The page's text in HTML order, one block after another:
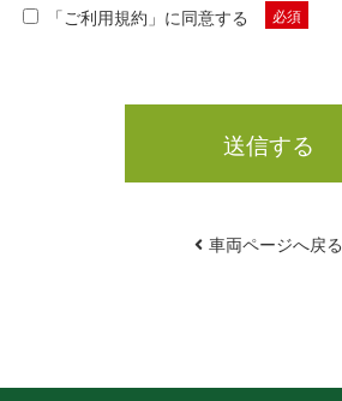
「ご利用規約 」に同意する 必須
送信する
車両ページへ戻る